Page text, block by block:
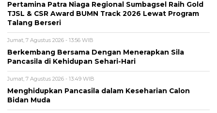
Pertamina Patra Niaga Regional Sumbagsel Raih Gold
TJSL & CSR Award BUMN Track 2026 Lewat Program
Talang Berseri
Jumat, 7 Agustus 2026 - 13:56 WIB
Berkembang Bersama Dengan Menerapkan Sila
Pancasila di Kehidupan Sehari-Hari
Jumat, 7 Agustus 2026 - 13:49 WIB
Menghidupkan Pancasila dalam Keseharian Calon
Bidan Muda